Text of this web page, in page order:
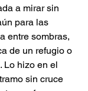
a mirar sin
para las
entre sombras,
de un refugio o
Lo hizo en el
sin cruce